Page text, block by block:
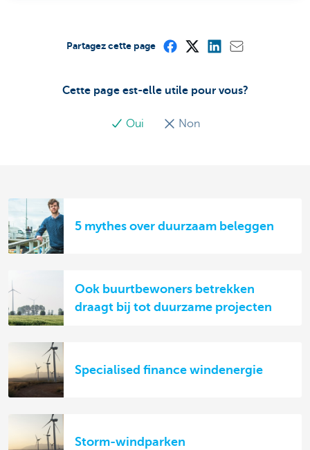
Cette page est-elle utile pour vous?
Oui Non
Partagez cette page
5 mythes over duurzaam beleggen
Ook buurtbewoners betrekken
draagt bij tot duurzame projecten
Specialised finance windenergie
Storm-windparken